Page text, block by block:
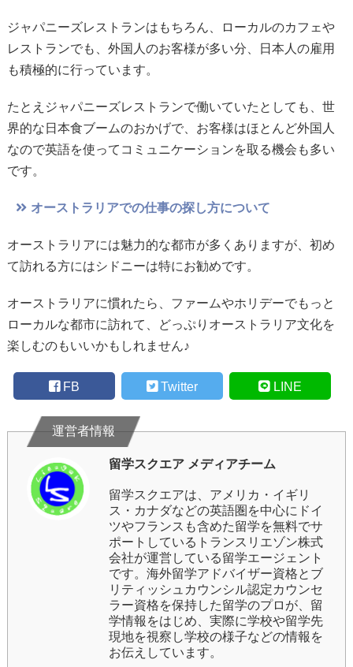
ジャパニーズレストランはもちろん、ローカルのカフェや
レストランでも、外国人のお客様が多い分、日本人の雇用
も積極的に行っています。
たとえジャパニーズレストランで働いていたとしても、世
界的な日本食ブームのおかげで、お客様はほとんど外国人
なので英語を使ってコミュニケーションを取る機会も多い
です。
オーストラリアでの仕事の探し方について
オーストラリアには魅力的な都市が多くありますが、初め
て訪れる方にはシドニーは特にお勧めです。
オーストラリアに慣れたら、ファームやホリデーでもっと
ローカルな都市に訪れて、どっぷりオーストラリア文化を
楽しむのもいいかもしれません♪
FB Twitter LINE
留学スクエア メディアチーム
留学スクエアは、アメリカ・イギリ
ス・カナダなどの英語圏を中心にドイ
ツやフランスも含めた留学を無料でサ
ポートしている トランスリエゾン株式
会社が運営している留学エージェント
です。海外留学アドバイザー資格とブ
リティッシュカウンシル認定カウンセ
ラー資格を保持した留学のプロが、留
学情報をはじめ、実際に学校や留学先
現地を視察し学校の様子などの情報を
お伝えしています。